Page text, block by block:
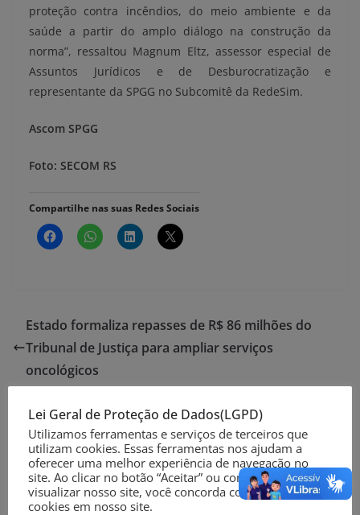
proteção contra incêndios, do meio ambiente e da
saúde a partir do amplo diálogo na construção da
norma”, ressaltou Magnum Eltz, assessor especial de
Assuntos Jurídicos e de Desburocratização e
representante da SPGG no Subcomitê da RedeSim.
Ascom SPGG
Foto: SECOM RS
Compartilhe nas suas Redes Sociais
Estado formaliza repasses de R$ 86 milhões do
Tribunal de Justiça para ampliar serviços
oncológicos
todos os grupos prioritários
Deixe um comentário
Lei Geral de Proteção de Dados(LGPD)
Utilizamos ferramentas e serviços de terceiros que
utilizam cookies. Essas ferramentas nos ajudam a
oferecer uma melhor experiência de navegação no
site. Ao clicar no botão “Aceitar” ou continuar a
visualizar nosso site, você concorda com o uso de
cookies em nosso site.